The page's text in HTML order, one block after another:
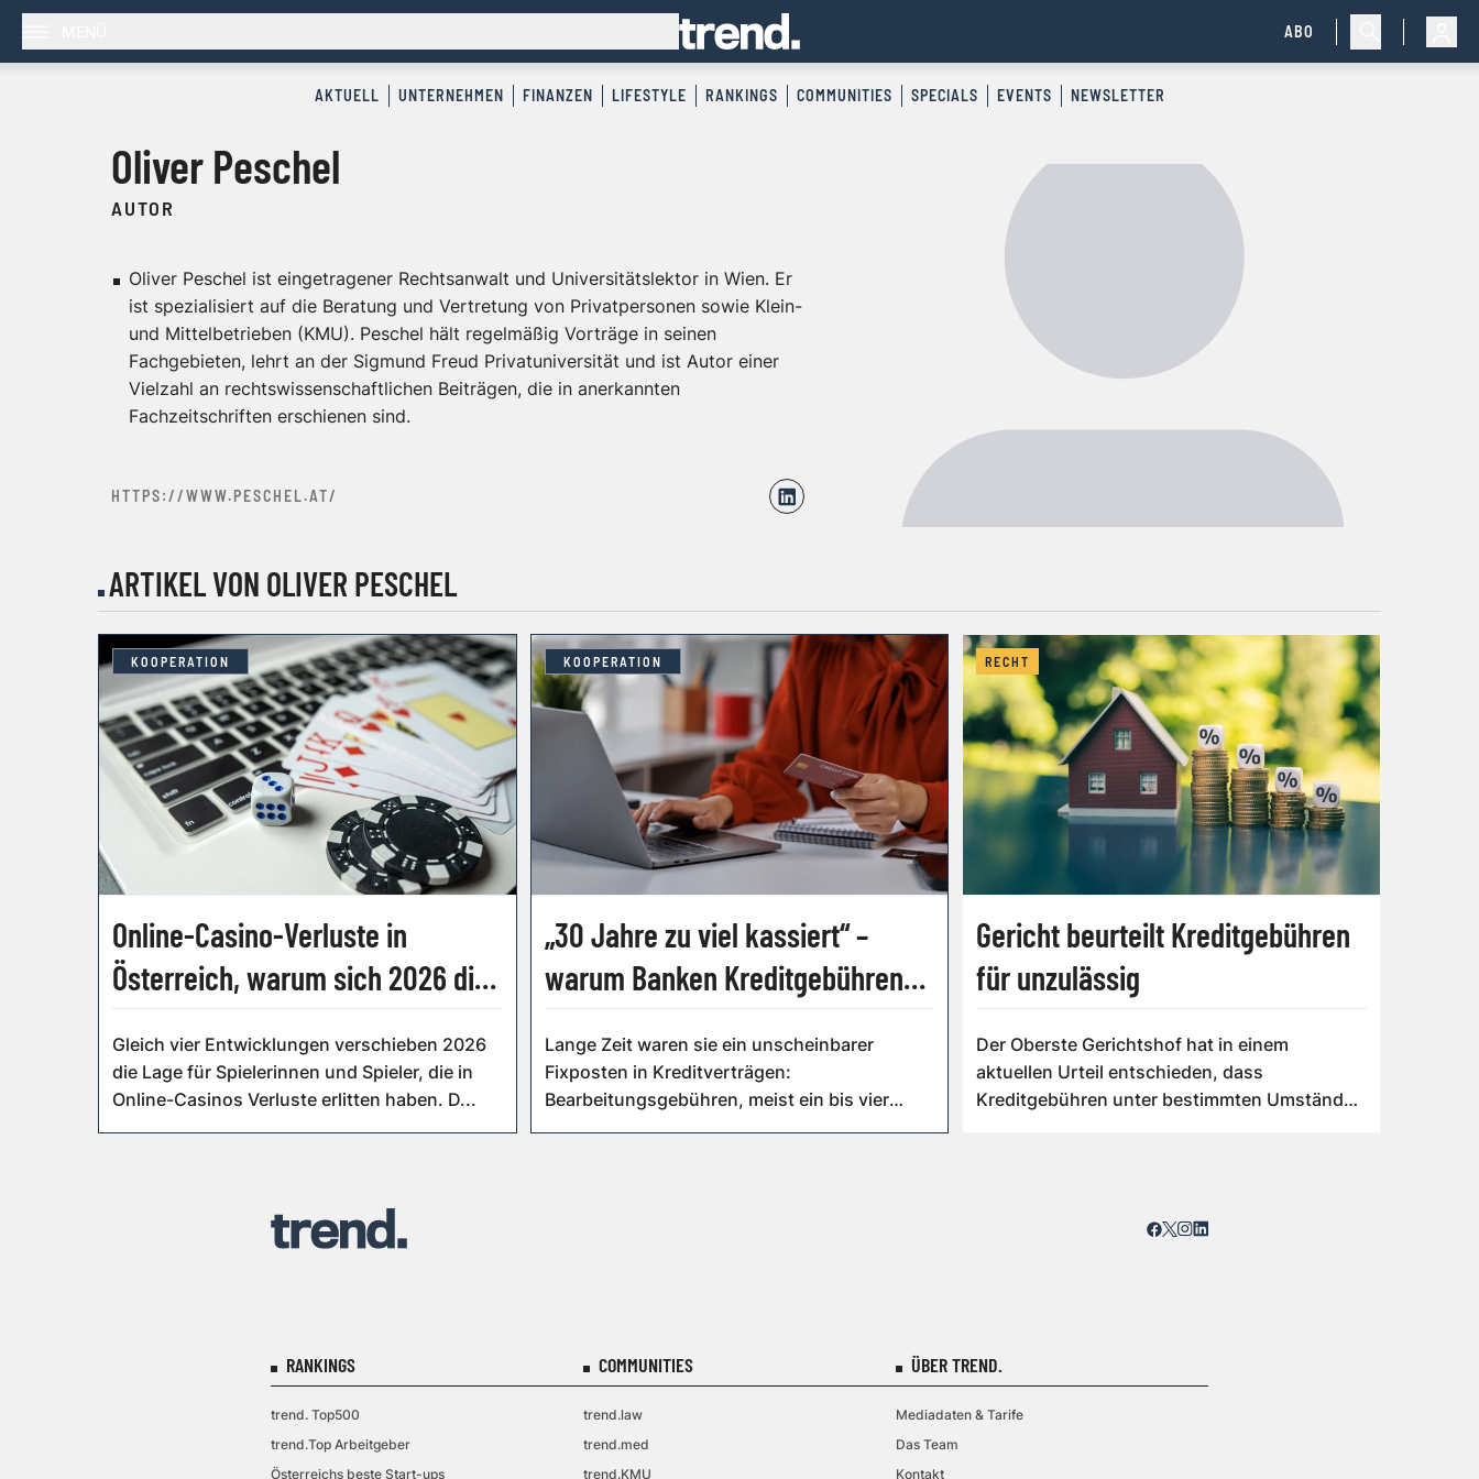
ABO
AKTUELL UNTERNEHMEN FINANZEN LIFESTYLE RANKINGS COMMUNITIES SPECIALS EVENTS NEWSLETTER
Oliver Peschel
AUTOR
Oliver Peschel ist eingetragener Rechtsanwalt und Universitätslektor in Wien. Er
ist spezialisiert auf die Beratung und Vertretung von Privatpersonen sowie Klein-
und Mittelbetrieben (KMU). Peschel hält regelmäßig Vorträge in seinen
Fachgebieten, lehrt an der Sigmund Freud Privatuniversität und ist Autor einer
Vielzahl an rechtswissenschaftlichen Beiträgen, die in anerkannten
Fachzeitschriften erschienen sind.
HTTPS://WWW.PESCHEL.AT/
ARTIKEL VON OLIVER PESCHEL
KOOPERATION
Online-Casino-Verluste in
Österreich, warum sich 2026 die
Gleich vier Entwicklungen verschieben 2026
die Lage für Spielerinnen und Spieler, die in
Online-Casinos Verluste erlitten haben. D...
KOOPERATION
„30 Jahre zu viel kassiert“ –
warum Banken Kreditgebühren
Lange Zeit waren sie ein unscheinbarer
Fixposten in Kreditverträgen:
Bearbeitungsgebühren, meist ein bis vier
Prozent der Kreditsu...
RECHT
Gericht beurteilt Kreditgebühren
für unzulässig
Der Oberste Gerichtshof hat in einem
aktuellen Urteil entschieden, dass
Kreditgebühren unter bestimmten Umständen
RANKINGS
trend. Top500
trend.Top Arbeitgeber
Österreichs beste Start-ups
COMMUNITIES
trend.law
trend.med
trend.KMU
ÜBER TREND.
Mediadaten & Tarife
Das Team
Kontakt